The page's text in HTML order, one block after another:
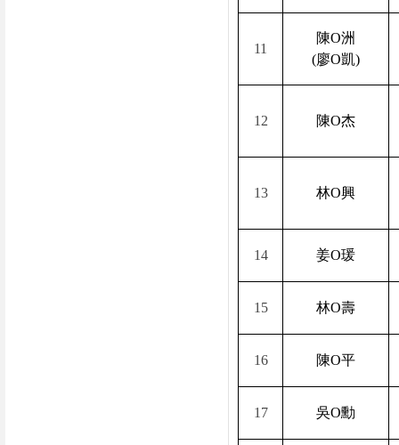
11
陳O洲
(廖O凱)
12 陳O杰
13 林O興
14 姜O瑗
15 林O壽
16 陳O平
17 吳O勳